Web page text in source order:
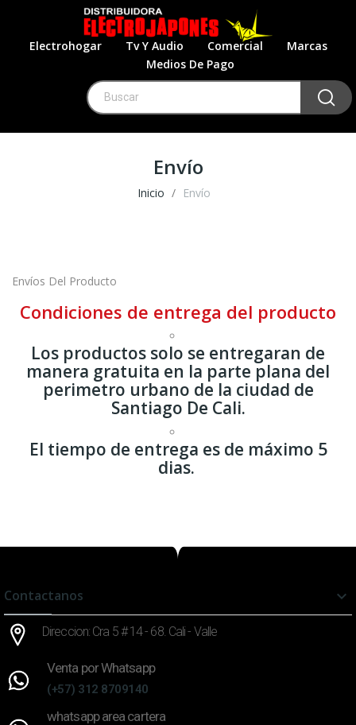
Electrohogar Tv Y Audio Comercial
Marcas
Medios De Pago
Envío
Inicio Envío
Envíos Del Producto
Condiciones de entrega del producto
Los productos solo se entregaran de
manera gratuita en la parte plana del
perimetro urbano de la ciudad de
Santiago De Cali.
El tiempo de entrega es de máximo 5
dias.
Contactanos 
Direccion: Cra 5 # 14 - 68. Cali - Valle
Venta por Whatsapp
(+57) 312 8709140
whatsapp area cartera